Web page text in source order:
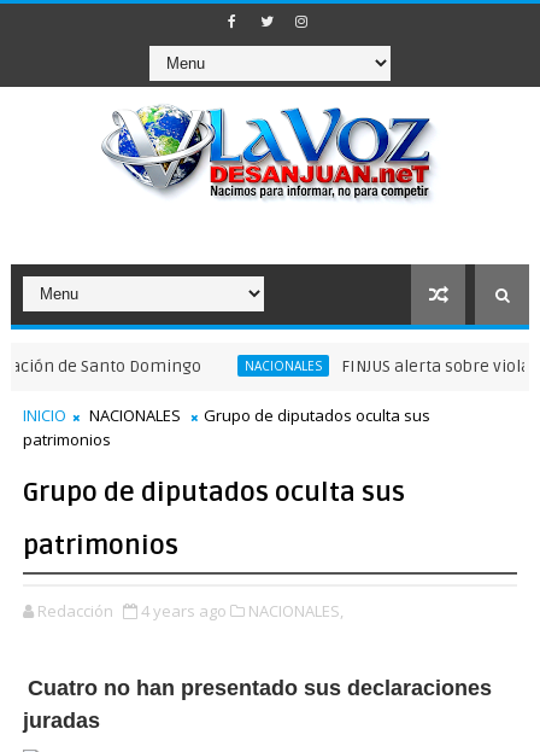
Santo Domingo NACIONALES FINJUS alerta sobre violaciones
INICIO NACIONALES
Grupo de diputados oculta sus
patrimonios
Grupo de diputados oculta sus
patrimonios
Redacción 4 years ago NACIONALES,
Cuatro no han presentado sus declaraciones
juradas